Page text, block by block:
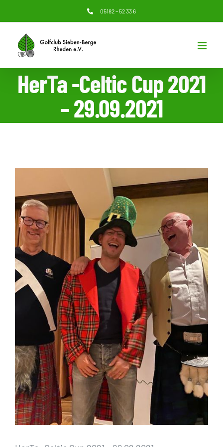
Inhalt
springen
05182 – 52 33 6
HerTa -Celtic Cup 2021
– 29.09.2021
grösseres
Bild